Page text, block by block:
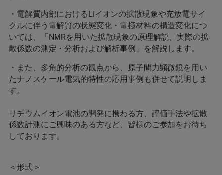
・電解質内部におけるLiイオンの拡散現象や充放電サイ
クルに伴う電解質の状態変化・電極材料の構造変化につ
いては、「NMRを用いた拡散現象の原理解説、実際の拡
散係数の測定・分析および解析事例」を解説します。
・また、多角的分析の観点から、原子間力顕微鏡を用い
たナノスケール電気的特性の応用事例も併せて説明しま
す。
リチウムイオン電池の開発に携わる方、評価手法や拡散
係数計測にご興味のある方など、皆様のご参加をお待ち
しております。
＜形式＞